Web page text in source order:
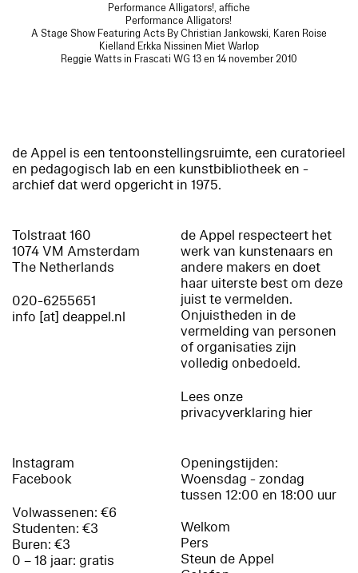
Performance Alligators!, affiche
Performance Alligators!
A Stage Show Featuring Acts By Christian Jankowski, Karen Roise
Kielland Erkka Nissinen Miet Warlop
Reggie Watts in Frascati WG 13 en 14 november 2010
de Appel is een tentoonstellingsruimte, een curatorieel
en pedagogisch lab en een kunstbibliotheek en -
archief dat werd opgericht in 1975.
Tolstraat 160
1074 VM Amsterdam
The Netherlands
020-6255651
info [at] deappel.nl
de Appel respecteert het
werk van kunstenaars en
andere makers en doet
haar uiterste best om deze
juist te vermelden.
Onjuistheden in de
vermelding van personen
of organisaties zijn
volledig onbedoeld.
Lees onze
privacyverklaring hier
Instagram
Facebook
Volwassenen: €6
Studenten: €3
Buren: €3
0 – 18 jaar: gratis
Openingstijden:
Woensdag - zondag
tussen 12:00 en 18:00 uur
Welkom
Pers
Steun de Appel